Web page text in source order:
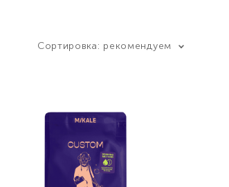
Сортировка: рекомендуем